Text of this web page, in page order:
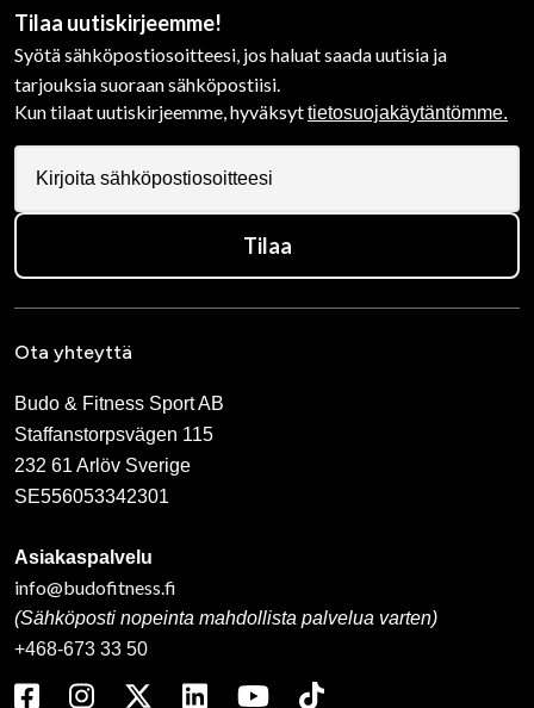
Tilaa uutiskirjeemme!
Syötä sähköpostiosoitteesi, jos haluat saada uutisia ja
tarjouksia suoraan sähköpostiisi.
Kun tilaat uutiskirjeemme, hyväksyttietosuojakäytäntömme.
Tilaa
Ota yhteyttä
Budo & Fitness Sport AB
Staffanstorpsvägen 115
232 61 Arlöv Sverige
SE556053342301
Asiakaspalvelu
info@budofitness.fi
(Sähköposti nopeinta mahdollista palvelua varten)
+468-673 33 50